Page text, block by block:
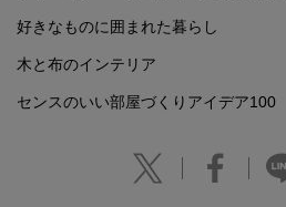
好きなものに囲まれた暮らし
木と布のインテリア
センスのいい部屋づくりアイデア100